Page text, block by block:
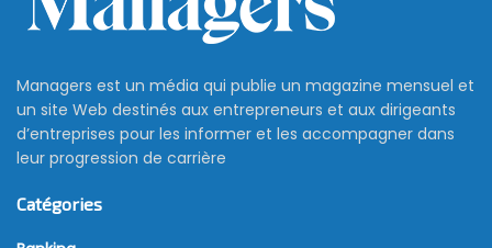
Managers est un média qui publie un magazine mensuel et
un site Web destinés aux entrepreneurs et aux dirigeants
d’entreprises pour les informer et les accompagner dans
leur progression de carrière
Catégories